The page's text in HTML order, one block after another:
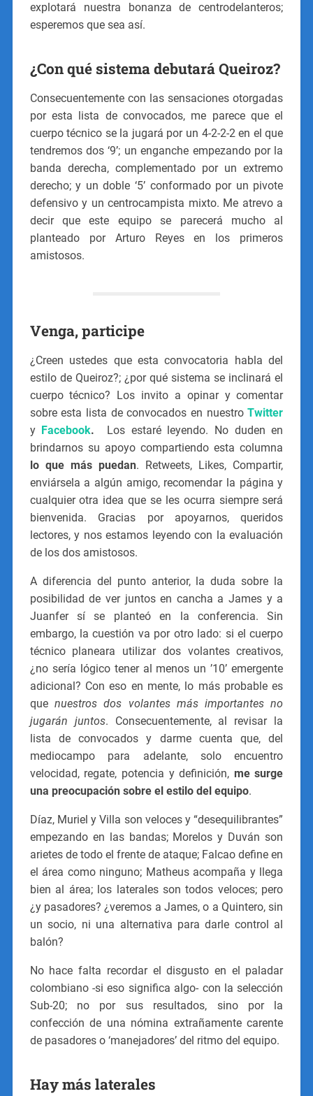
explotará nuestra bonanza de centrodelanteros;
esperemos que sea así.
¿Con qué sistema debutará Queiroz?
Consecuentemente con las sensaciones otorgadas
por esta lista de convocados, me parece que el
cuerpo técnico se la jugará por un 4-2-2-2 en el que
tendremos dos ‘9’; un enganche empezando por la
banda derecha, complementado por un extremo
derecho; y un doble ‘5’ conformado por un pivote
defensivo y un centrocampista mixto. Me atrevo a
decir que este equipo se parecerá mucho al
planteado por Arturo Reyes en los primeros
amistosos.
Venga, participe
¿Creen ustedes que esta convocatoria habla del
estilo de Queiroz?; ¿por qué sistema se inclinará el
cuerpo técnico? Los invito a opinar y comentar
sobre esta lista de convocados en nuestroTwitter
y Facebook.
Los estaré leyendo. No duden en
brindarnos su apoyo compartiendo esta columna
lo que más puedan. Retweets, Likes, Compartir,
enviársela a algún amigo, recomendar la página y
cualquier otra idea que se les ocurra siempre será
bienvenida. Gracias por apoyarnos, queridos
lectores, y nos estamos leyendo con la evaluación
de los dos amistosos.
A diferencia del punto anterior, la duda sobre la
posibilidad de ver juntos en cancha a James y a
Juanfer sí se planteó en la conferencia. Sin
embargo, la cuestión va por otro lado: si el cuerpo
técnico planeara utilizar dos volantes creativos,
¿no sería lógico tener al menos un ’10’ emergente
adicional? Con eso en mente, lo más probable es
que nuestros dos volantes más importantes no
jugarán juntos. Consecuentemente, al revisar la
lista de convocados y darme cuenta que, del
mediocampo para adelante, solo encuentro
velocidad, regate, potencia y definición, me surge
una preocupación sobre el estilo del equipo.
Díaz, Muriel y Villa son veloces y “desequilibrantes”
empezando en las bandas; Morelos y Duván son
arietes de todo el frente de ataque; Falcao define en
el área como ninguno; Matheus acompaña y llega
bien al área; los laterales son todos veloces; pero
¿y pasadores? ¿veremos a James, o a Quintero, sin
un socio, ni una alternativa para darle control al
balón?
No hace falta recordar el disgusto en el paladar
colombiano -si eso significa algo- con la selección
Sub-20; no por sus resultados, sino por la
confección de una nómina extrañamente carente
de pasadores o ‘manejadores’ del ritmo del equipo.
Hay más laterales